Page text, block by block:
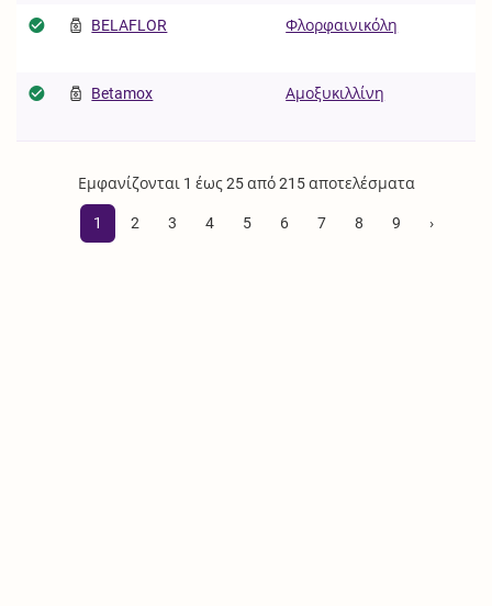
BELAFLOR Φλορφαινικόλη
Betamox Αμοξυκιλλίνη
Εμφανίζονται 1 έως 25 από 215 αποτελέσματα
1 2 3 4 5 6 7 8 9 ›